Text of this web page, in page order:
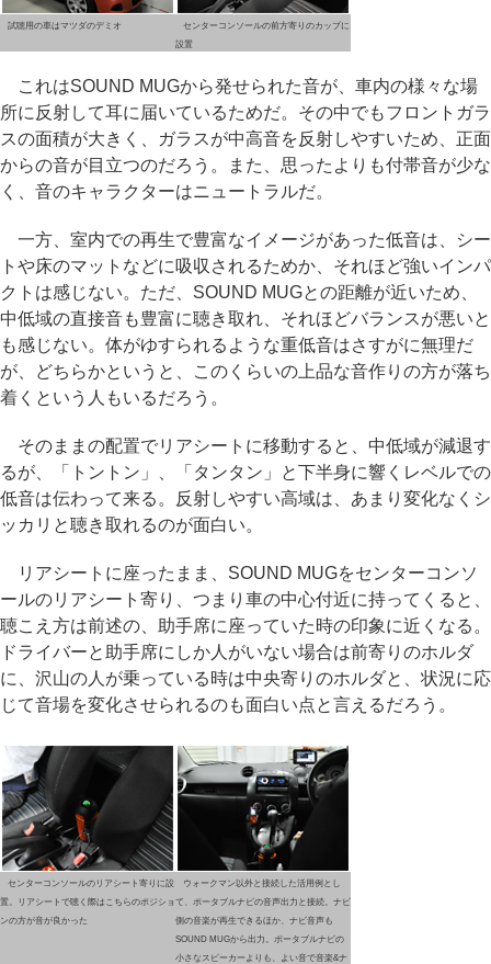
試聴用の車はマツダのデミオ
センターコンソールの前方寄りのカップに
設置
これはSOUND MUGから発せられた音が、車内の様々な場
所に反射して耳に届いているためだ。その中でもフロントガラ
スの面積が大きく、ガラスが中高音を反射しやすいため、正面
からの音が目立つのだろう。また、思ったよりも付帯音が少な
く、音のキャラクターはニュートラルだ。
一方、室内での再生で豊富なイメージがあった低音は、シー
トや床のマットなどに吸収されるためか、それほど強いインパ
クトは感じない。ただ、SOUND MUGとの距離が近いため、
中低域の直接音も豊富に聴き取れ、それほどバランスが悪いと
も感じない。体がゆすられるような重低音はさすがに無理だ
が、どちらかというと、このくらいの上品な音作りの方が落ち
着くという人もいるだろう。
そのままの配置でリアシートに移動すると、中低域が減退す
るが、「トントン」、「タンタン」と下半身に響くレベルでの
低音は伝わって来る。反射しやすい高域は、あまり変化なくシ
ッカリと聴き取れるのが面白い。
リアシートに座ったまま、SOUND MUGをセンターコンソ
ールのリアシート寄り、つまり車の中心付近に持ってくると、
聴こえ方は前述の、助手席に座っていた時の印象に近くなる。
ドライバーと助手席にしか人がいない場合は前寄りのホルダ
に、沢山の人が乗っている時は中央寄りのホルダと、状況に応
じて音場を変化させられるのも面白い点と言えるだろう。
センターコンソールのリアシート寄りに設
置。リアシートで聴く際はこちらのポジショ
ンの方が音が良かった
ウォークマン以外と接続した活用例とし
て、ポータブルナビの音声出力と接続。ナビ
側の音楽が再生できるほか、ナビ音声も
SOUND MUGから出力。ポータブルナビの
小さなスピーカーよりも、よい音で音楽&ナ